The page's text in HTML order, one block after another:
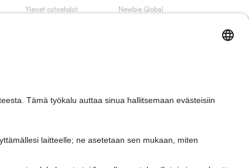
Yleiset ostoehdot
Newbie Global